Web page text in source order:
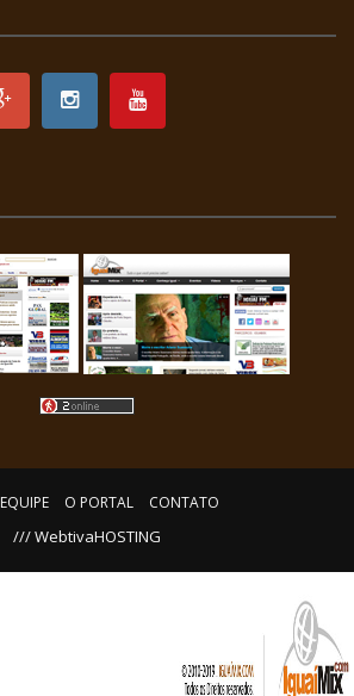
EQUIPE O PORTAL CONTATO
/// WebtivaHOSTING